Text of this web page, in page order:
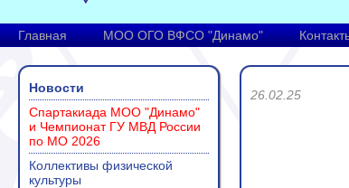
Главная МОО ОГО ВФСО "Динамо"
Новости
Спартакиада МОО "Динамо"
и Чемпионат ГУ МВД России
по МО 2026
Коллективы физической
культуры
26.02.25